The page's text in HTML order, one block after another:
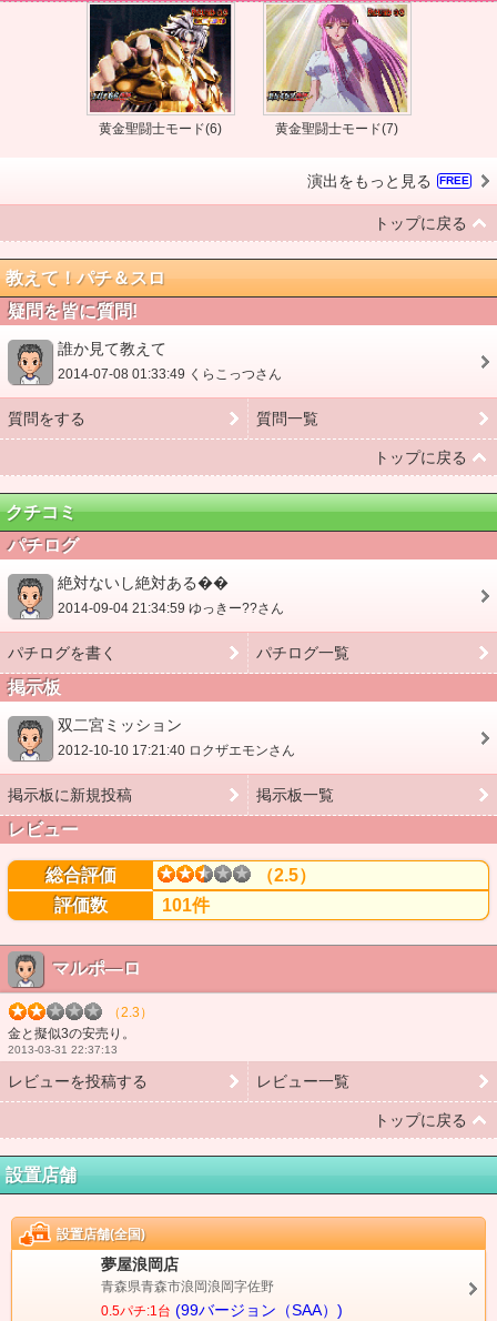
黄金聖闘士モード(6) 黄金聖闘士モード(7)
演出をもっと見る FREE
トップに戻る
教えて！パチ＆スロ
疑問を皆に質問!
誰か見て教えて
2014-07-08 01:33:49 くらこっつさん
質問をする 質問一覧
トップに戻る
クチコミ
パチログ
絶対ないし絶対ある��
2014-09-04 21:34:59 ゆっきー??さん
パチログを書く パチログ一覧
掲示板
双二宮ミッション
2012-10-10 17:21:40 ロクザエモンさん
掲示板に新規投稿 掲示板一覧
レビュー
総合評価
（2.5）
評価数
101件
マルポ―ロ
（2.3）
金と擬似3の安売り。
2013-03-31 22:37:13
レビューを投稿する レビュー一覧
トップに戻る
設置店舗
設置店舗(全国)
夢屋浪岡店
青森県青森市浪岡浪岡字佐野
0.5パチ:1台 (99バージョン（SAA）)